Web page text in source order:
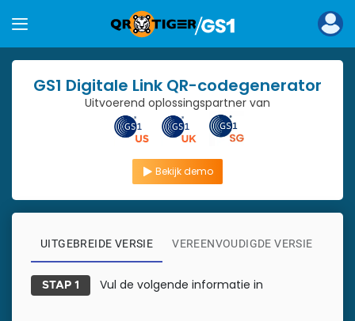
GS1 Digitale Link QR-codegenerator
Uitvoerend oplossingspartner van
Bekijk demo
UITGEBREIDE VERSIE VEREENVOUDIGDE VERSIE
STAP 1 Vul de volgende informatie in